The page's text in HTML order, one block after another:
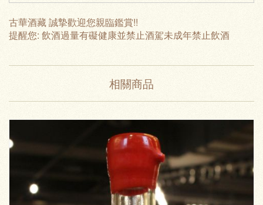
古華酒藏 誠摯歡迎您親臨鑑賞!!
提醒您: 飲酒過量有礙健康並禁止酒駕未成年禁止飲酒
相關商品